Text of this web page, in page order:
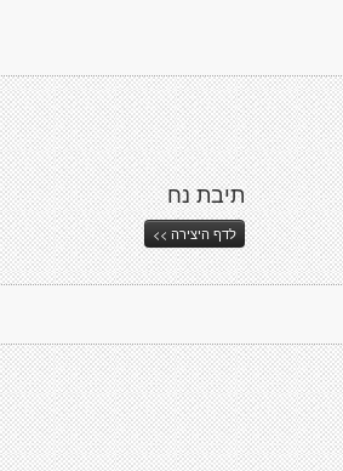
תיבת נח
לדף היצירה >>